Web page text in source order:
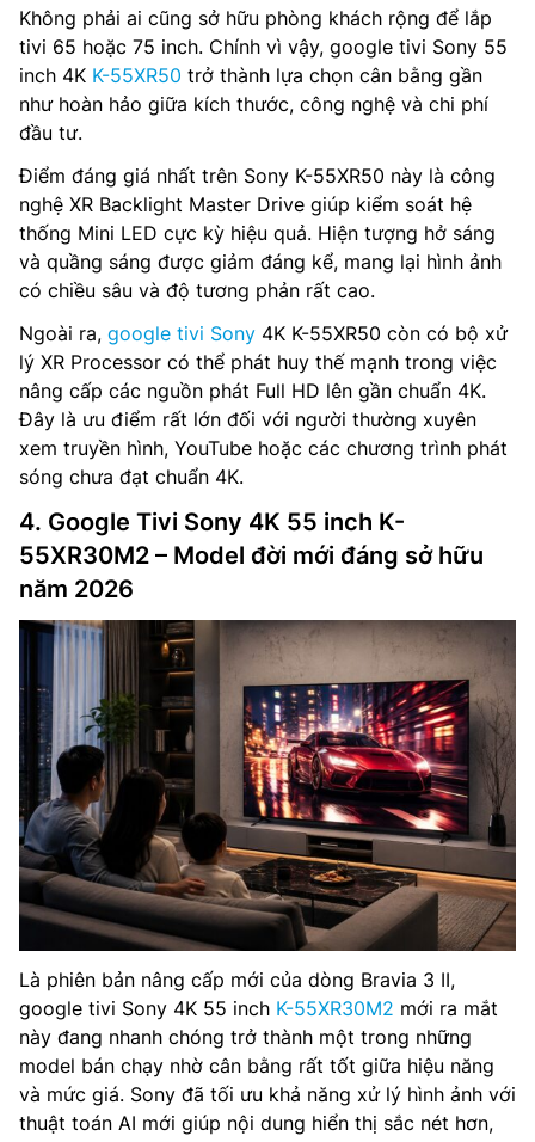
Không phải ai cũng sở hữu phòng khách rộng để lắp
tivi 65 hoặc 75 inch. Chính vì vậy, google tivi Sony 55
inch 4K K-55XR50 trở thành lựa chọn cân bằng gần
như hoàn hảo giữa kích thước, công nghệ và chi phí
đầu tư.
Điểm đáng giá nhất trên Sony K-55XR50 này là công
nghệ XR Backlight Master Drive giúp kiểm soát hệ
thống Mini LED cực kỳ hiệu quả. Hiện tượng hở sáng
và quầng sáng được giảm đáng kể, mang lại hình ảnh
có chiều sâu và độ tương phản rất cao.
Ngoài ra, google tivi Sony 4K K-55XR50 còn có bộ xử
lý XR Processor có thể phát huy thế mạnh trong việc
nâng cấp các nguồn phát Full HD lên gần chuẩn 4K.
Đây là ưu điểm rất lớn đối với người thường xuyên
xem truyền hình, YouTube hoặc các chương trình phát
sóng chưa đạt chuẩn 4K.
4. Google Tivi Sony 4K 55 inch K-
55XR30M2 – Model đời mới đáng sở hữu
năm 2026
Là phiên bản nâng cấp mới của dòng Bravia 3 II,
google tivi Sony 4K 55 inch K-55XR30M2 mới ra mắt
này đang nhanh chóng trở thành một trong những
model bán chạy nhờ cân bằng rất tốt giữa hiệu năng
và mức giá. Sony đã tối ưu khả năng xử lý hình ảnh với
thuật toán AI mới giúp nội dung hiển thị sắc nét hơn,